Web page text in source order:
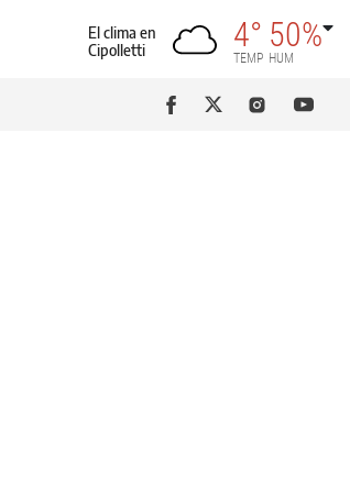
El clima en
Cipolletti
4°
TEMP
50%
HUM